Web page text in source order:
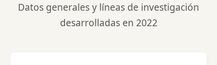
Datos generales y líneas de investigación
desarrolladas en 2022